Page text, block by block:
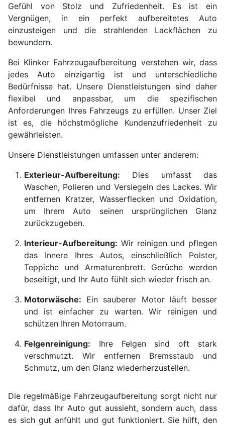
Gefühl von Stolz und Zufriedenheit. Es ist ein
Vergnügen, in ein perfekt aufbereitetes Auto
einzusteigen und die strahlenden Lackflächen zu
bewundern.
Bei Klinker Fahrzeugaufbereitung verstehen wir, dass
jedes Auto einzigartig ist und unterschiedliche
Bedürfnisse hat. Unsere Dienstleistungen sind daher
flexibel und anpassbar, um die spezifischen
Anforderungen Ihres Fahrzeugs zu erfüllen. Unser Ziel
ist es, die höchstmögliche Kundenzufriedenheit zu
gewährleisten.
Unsere Dienstleistungen umfassen unter anderem:
Exterieur-Aufbereitung: Dies umfasst das
Waschen, Polieren und Versiegeln des Lackes. Wir
entfernen Kratzer, Wasserflecken und Oxidation,
um Ihrem Auto seinen ursprünglichen Glanz
zurückzugeben.
Interieur-Aufbereitung: Wir reinigen und pflegen
das Innere Ihres Autos, einschließlich Polster,
Teppiche und Armaturenbrett. Gerüche werden
beseitigt, und Ihr Auto fühlt sich wieder frisch an.
Motorwäsche: Ein sauberer Motor läuft besser
und ist einfacher zu warten. Wir reinigen und
schützen Ihren Motorraum.
Felgenreinigung: Ihre Felgen sind oft stark
verschmutzt. Wir entfernen Bremsstaub und
Schmutz, um den Glanz wiederherzustellen.
Die regelmäßige Fahrzeugaufbereitung sorgt nicht nur
dafür, dass Ihr Auto gut aussieht, sondern auch, dass
es sich gut anfühlt und gut funktioniert. Sie hilft, den